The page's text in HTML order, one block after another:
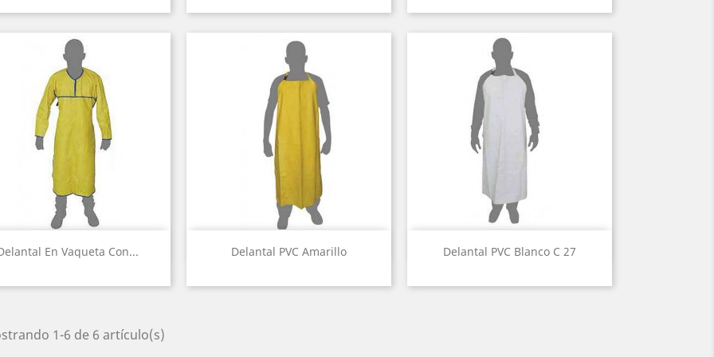
En Vaqueta Con...
Vista rápida Delantal PVC Amarillo
Vista rápida Delantal PVC Blanco C 27
Vista rápida
1-6 de 6 artículo(s)